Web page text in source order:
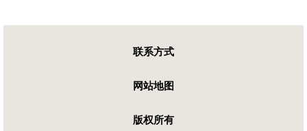
联系方式
网站地图
版权所有